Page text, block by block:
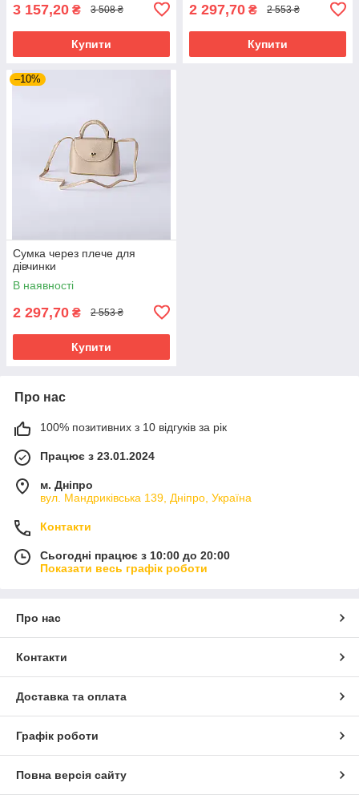
3 157,20 ₴ 3 508 ₴
Купити
2 297,70 ₴ 2 553 ₴
Купити
–10%
Сумка через плече для
дівчинки
В наявності
2 297,70 ₴ 2 553 ₴
Купити
Про нас
100% позитивних з 10 відгуків за рік
Працює з 23.01.2024
м. Дніпро
вул. Мандриківська 139, Дніпро, Україна
Контакти
Сьогодні працює з 10:00 до 20:00
Показати весь графік роботи
Про нас
Контакти
Доставка та оплата
Графік роботи
Повна версія сайту